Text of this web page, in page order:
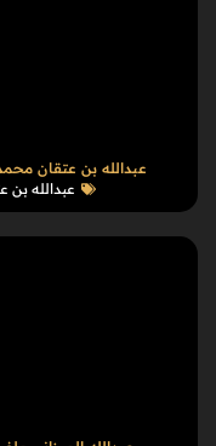
عبدالله بن عتقان محمد
عبدالله بن